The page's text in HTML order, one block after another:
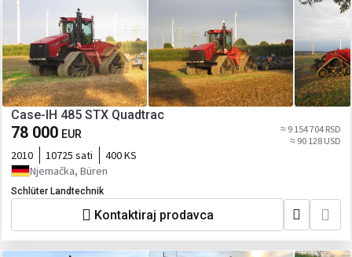
Case-IH 485 STX Quadtrac
78 000 EUR
≈ 9 154 704 RSD
≈ 90 128 USD
2010 10725 sati
400 KS
Njemačka, Büren
Schlüter Landtechnik
Kontaktiraj prodavca